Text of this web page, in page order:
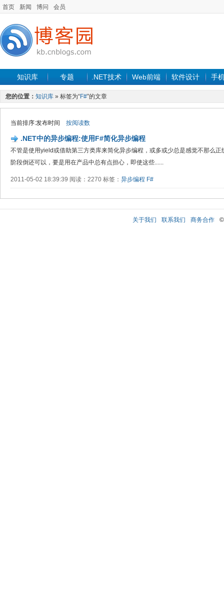
首页 新闻 博问 会员
知识库 专题 .NET技术 Web前端 软件设计 手
您的位置： 知识库 » 标签为“F#”的文章
当前排序:发布时间 按阅读数
.NET中的异步编程:使用F#简化异步编程
不管是使用yield或借助第三方类库来简化异步编程，或多或少总是感觉不那么
阶段倒还可以，要是用在产品中总有点担心，即使这些......
2011-05-02 18:39:39 阅读：2270 标签： 异步编程 F#
关于我们 联系我们 商务合作